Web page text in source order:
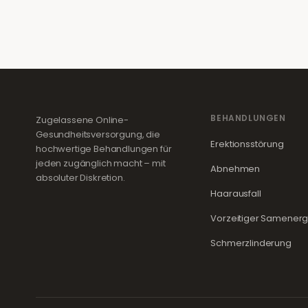
Zugelassene Online-
Gesundheitsversorgung, die
hochwertige Behandlungen für
jeden zugänglich macht – mit
absoluter Diskretion.
BEHANDLUNGEN
Erektionsstörung
Abnehmen
Haarausfall
Vorzeitiger
Schmerzlinderung